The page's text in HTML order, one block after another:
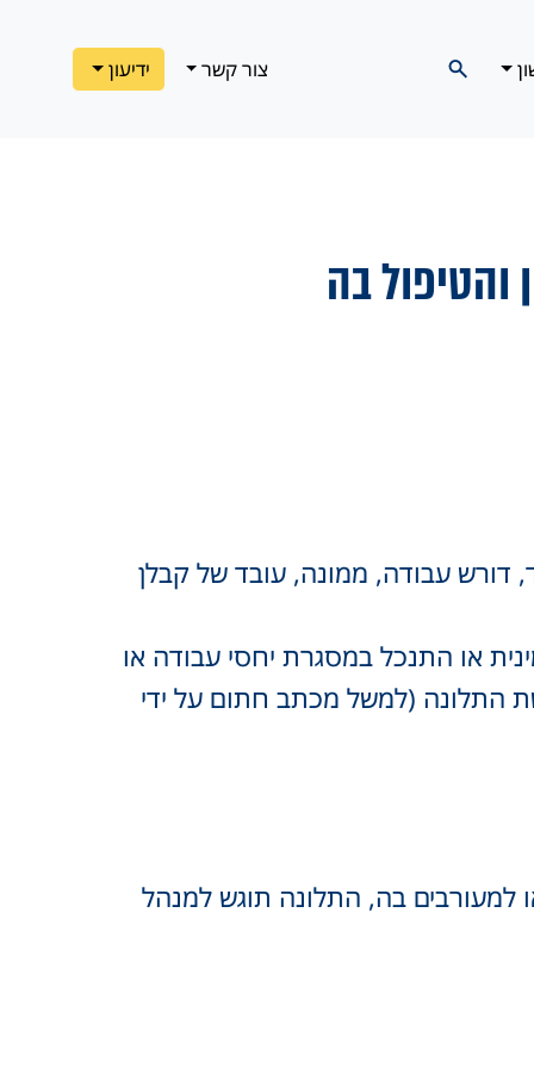
צור קשר ידיעון
בה
דורש עבודה, ממונה, עובד של קבלן
או התנכל במסגרת יחסי עבודה או
התלונה (למשל מכתב חתום על ידי
למעורבים בה, התלונה תוגש למנהל